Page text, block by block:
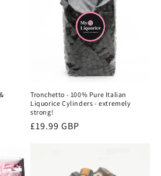
Tronchetto - 100% Pure Italian
Liquorice Cylinders - extremely
strong!
Normaler
£19.99 GBP